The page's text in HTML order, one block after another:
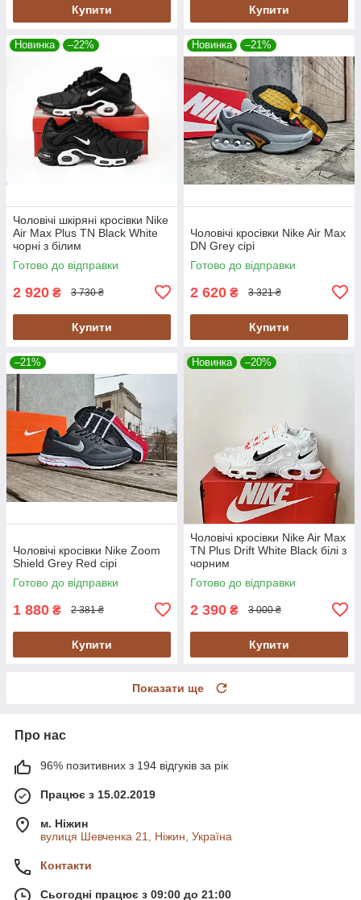
Купити Купити
Новинка –22%
Чоловічі шкіряні кросівки Nike
Air Max Plus TN Black White
чорні з білим
Готово до відправки
2 920 ₴ 3 730 ₴
Купити
Новинка –21%
Чоловічі кросівки Nike Air Max
DN Grey сірі
Готово до відправки
2 620 ₴ 3 321 ₴
Купити
–21%
Чоловічі кросівки Nike Zoom
Shield Grey Red сірі
Готово до відправки
1 880 ₴ 2 381 ₴
Купити
Новинка –20%
Чоловічі кросівки Nike Air Max
TN Plus Drift White Black білі з
чорним
Готово до відправки
2 390 ₴ 3 000 ₴
Купити
Показати ще
Про нас
96% позитивних з 194 відгуків за рік
Працює з 15.02.2019
м. Ніжин
вулиця Шевченка 21, Ніжин, Україна
Контакти
Сьогодні працює з 09:00 до 21:00